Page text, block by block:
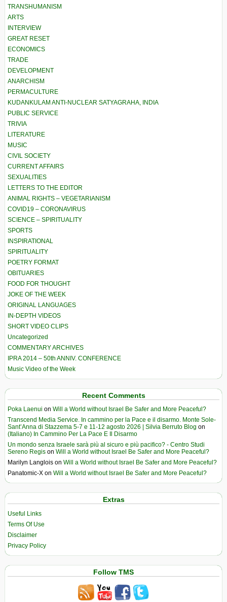
TRANSHUMANISM
ARTS
INTERVIEW
GREAT RESET
ECONOMICS
TRADE
DEVELOPMENT
ANARCHISM
PERMACULTURE
KUDANKULAM ANTI-NUCLEAR SATYAGRAHA, INDIA
PUBLIC SERVICE
TRIVIA
LITERATURE
MUSIC
CIVIL SOCIETY
CURRENT AFFAIRS
SEXUALITIES
LETTERS TO THE EDITOR
ANIMAL RIGHTS – VEGETARIANISM
COVID19 – CORONAVIRUS
SCIENCE – SPIRITUALITY
SPORTS
INSPIRATIONAL
SPIRITUALITY
POETRY FORMAT
OBITUARIES
FOOD FOR THOUGHT
JOKE OF THE WEEK
ORIGINAL LANGUAGES
IN-DEPTH VIDEOS
SHORT VIDEO CLIPS
Uncategorized
COMMENTARY ARCHIVES
IPRA 2014 – 50th ANNIV. CONFERENCE
Music Video of the Week
Recent Comments
Poka Laenui on Will a World without Israel Be Safer and More Peaceful?
Transcend Media Service. In cammino per la Pace e il disarmo. Monte Sole-
Sant’Anna di Stazzema 5-7 e 11-12 agosto 2026 | Silvia Berruto Blog on
(Italiano) In Cammino Per La Pace E Il Disarmo
Un mondo senza Israele sarà più al sicuro e più pacifico? - Centro Studi
Sereno Regis on Will a World without Israel Be Safer and More Peaceful?
Marilyn Langlois on Will a World without Israel Be Safer and More Peaceful?
Panatomic-X on Will a World without Israel Be Safer and More Peaceful?
Extras
Useful Links
Terms Of Use
Disclaimer
Privacy Policy
Follow TMS